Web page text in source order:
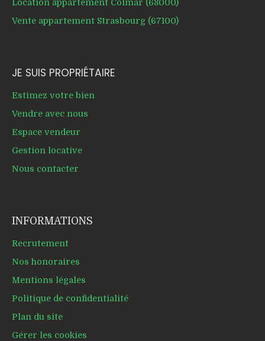
Location appartement Colmar (68000)
Vente appartement Strasbourg (67100)
JE SUIS PROPRIÉTAIRE
Estimez votre bien
Vendre avec nous
Espace vendeur
Gestion locative
Nous contacter
INFORMATIONS
Recrutement
Nos honoraires
Mentions légales
Politique de confidentialité
Plan du site
Gérer les cookies